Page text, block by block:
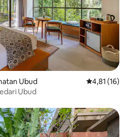
Ubud
4,81 (16)
Ubud